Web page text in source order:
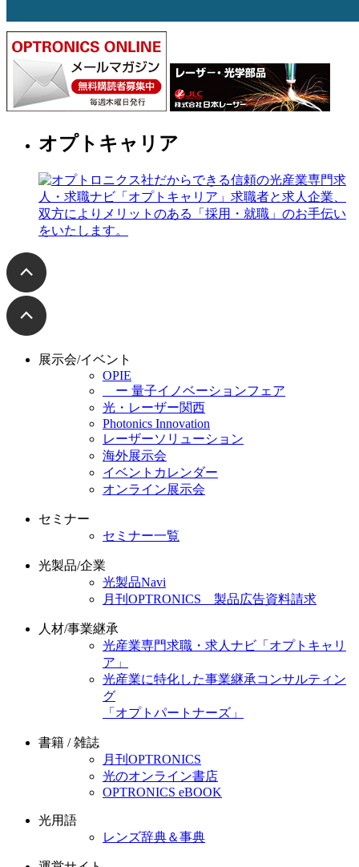
オプトキャリア
展示会/イベント
OPIE
ー 量子イノベーションフェア
光・レーザー関西
Photonics Innovation
レーザーソリューション
海外展示会
イベントカレンダー
オンライン展示会
セミナー
セミナー一覧
光製品/企業
光製品Navi
月刊OPTRONICS 製品広告資料請求
人材/事業継承
光産業専門求職・求人ナビ「オプトキャリ
ア」
光産業に特化した事業継承コンサルティン
グ
「オプトパートナーズ」
書籍 / 雑誌
月刊OPTRONICS
光のオンライン書店
OPTRONICS eBOOK
光用語
レンズ辞典＆事典